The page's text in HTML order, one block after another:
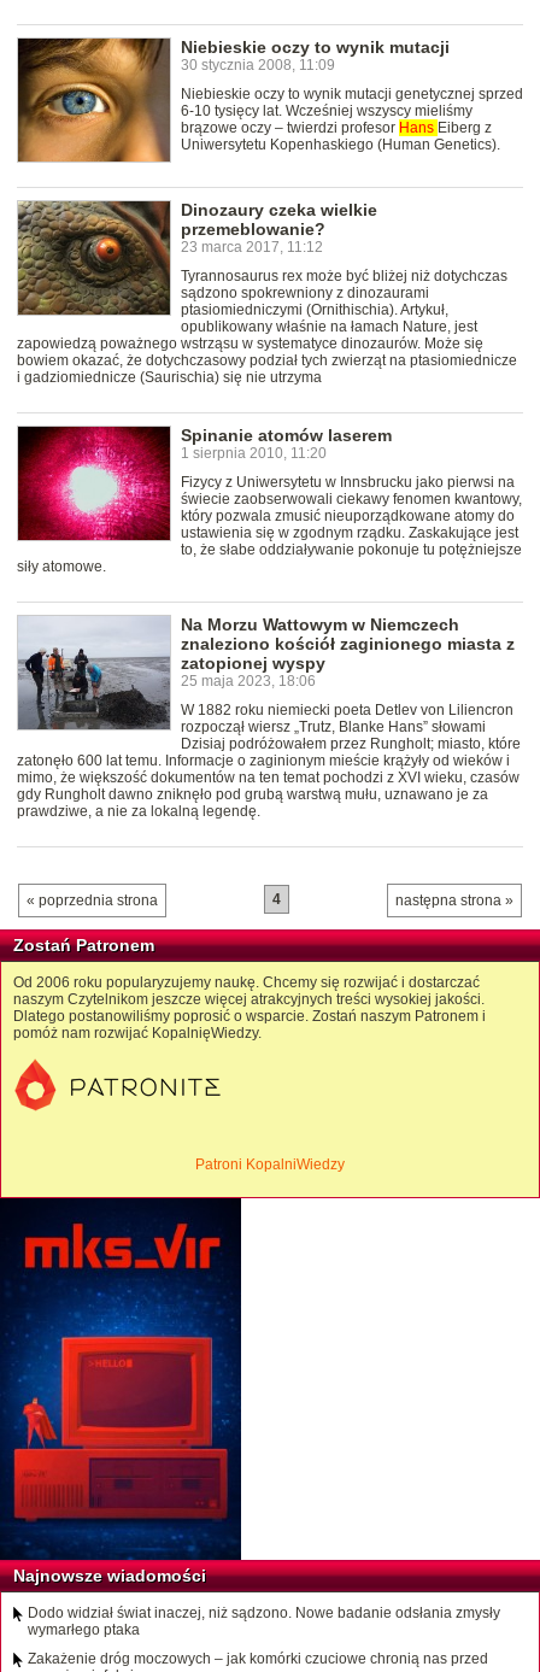
Niebieskie oczy to wynik mutacji
30 stycznia 2008, 11:09
Niebieskie oczy to wynik mutacji genetycznej sprzed
6-10 tysięcy lat. Wcześniej wszyscy mieliśmy
brązowe oczy – twierdzi profesor Hans Eiberg z
Uniwersytetu Kopenhaskiego (Human Genetics).
Dinozaury czeka wielkie
przemeblowanie?
23 marca 2017, 11:12
Tyrannosaurus rex może być bliżej niż dotychczas
sądzono spokrewniony z dinozaurami
ptasiomiedniczymi (Ornithischia). Artykuł,
opublikowany właśnie na łamach Nature, jest
zapowiedzą poważnego wstrząsu w systematyce dinozaurów. Może się
bowiem okazać, że dotychczasowy podział tych zwierząt na ptasiomiednicze
i gadziomiednicze (Saurischia) się nie utrzyma
Spinanie atomów laserem
1 sierpnia 2010, 11:20
Fizycy z Uniwersytetu w Innsbrucku jako pierwsi na
świecie zaobserwowali ciekawy fenomen kwantowy,
który pozwala zmusić nieuporządkowane atomy do
ustawienia się w zgodnym rządku. Zaskakujące jest
to, że słabe oddziaływanie pokonuje tu potężniejsze
siły atomowe.
Na Morzu Wattowym w Niemczech
znaleziono kościół zaginionego miasta z
zatopionej wyspy
25 maja 2023, 18:06
W 1882 roku niemiecki poeta Detlev von Liliencron
rozpoczął wiersz „Trutz, Blanke Hans” słowami
Dzisiaj podróżowałem przez Rungholt; miasto, które
zatonęło 600 lat temu. Informacje o zaginionym mieście krążyły od wieków i
mimo, że większość dokumentów na ten temat pochodzi z XVI wieku, czasów
gdy Rungholt dawno zniknęło pod grubą warstwą mułu, uznawano je za
prawdziwe, a nie za lokalną legendę.
« poprzednia strona następna strona »
4
Zostań Patronem
Od 2006 roku popularyzujemy naukę. Chcemy się rozwijać i dostarczać
naszym Czytelnikom jeszcze więcej atrakcyjnych treści wysokiej jakości.
Dlatego postanowiliśmy poprosić o wsparcie. Zostań naszym Patronem i
pomóż nam rozwijać KopalnięWiedzy.
Patroni KopalniWiedzy
Najnowsze wiadomości
Dodo widział świat inaczej, niż sądzono. Nowe badanie odsłania zmysły
wymarłego ptaka
Zakażenie dróg moczowych – jak komórki czuciowe chronią nas przed